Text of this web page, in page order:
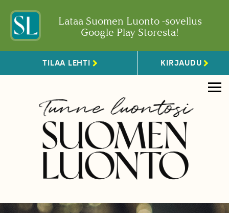
Lataa Suomen Luonto -sovellus
Google Play Storesta!
TILAA LEHTI KIRJAUDU